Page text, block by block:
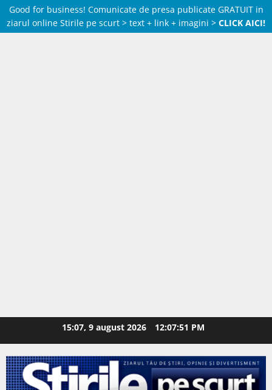
Good for business! Comunicate de presa publicate GRATUIT in
ziarul online Stirile pe scurt > text + link + imagini > CLICK AICI!
15:07, 9 august 2026 12:07:52 PM